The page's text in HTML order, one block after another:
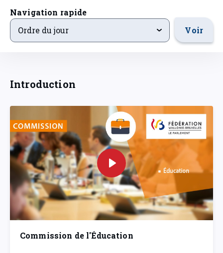
Navigation rapide
ordre-du-jour
Ordre du jour Voir
Introduction
Commission de l'Éducation